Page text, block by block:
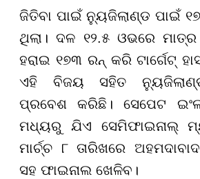
ଜିତିବା ପାଇଁ ନ୍ୟୁଜିଲାଣ୍ଡ ପାଇଁ
ଥିଲା। ଦଳ ୧୨.୫ ଓଭରେ
ହରାଇ ୧୭୩ ରନ୍ କରି ଟାର୍ଗେଟ୍
ଏହି ବିଜୟ ସହିତ
ପ୍ରବେଶ କରିଛି। ସେପେଟ
ମଧ୍ୟରୁ ଯିଏ ସେମିଫାଇନାଲ୍
ମାର୍ଚ୍ଚ ୮ ତାରିଖରେ
ସହ ଫାଇନାଲ ଖେଳିବ।